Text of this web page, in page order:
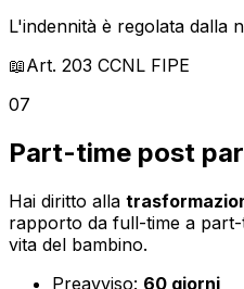
L'indennità è regolata dalla
📖Art. 203 CCNL FIPE
07
Part-time post
Hai diritto alla
rapporto da full-time a
vita del bambino.
Preavviso: 60 giorni